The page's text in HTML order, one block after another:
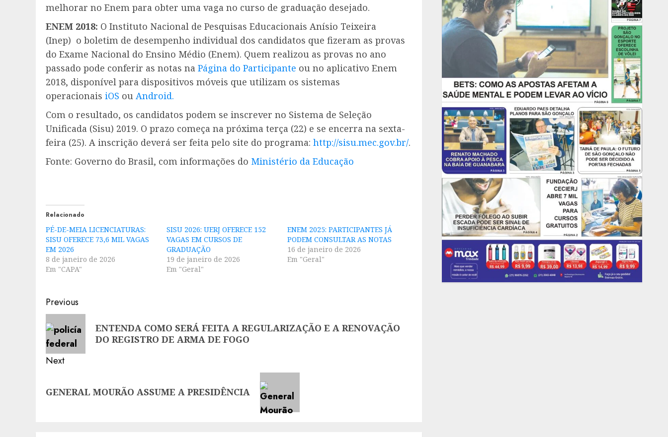
melhorar no Enem para obter uma vaga no curso de graduação desejado.
ENEM 2018: O Instituto Nacional de Pesquisas Educacionais Anísio Teixeira
(Inep) o boletim de desempenho individual dos candidatos que fizeram as provas
do Exame Nacional do Ensino Médio (Enem). Quem realizou as provas no ano
passado pode conferir as notas na Página do Participante ou no aplicativo Enem
2018, disponível para dispositivos móveis que utilizam os sistemas
operacionais iOS ou Android.
Com o resultado, os candidatos podem se inscrever no Sistema de Seleção
Unificada (Sisu) 2019. O prazo começa na próxima terça (22) e se encerra na sexta-
feira (25). A inscrição deverá ser feita pelo site do programa: http://sisu.mec.gov.br/.
Fonte: Governo do Brasil, com informações do Ministério da Educação
Relacionado
PÉ-DE-MEIA LICENCIATURAS:
SISU OFERECE 73,6 MIL VAGAS
EM 2026
8 de janeiro de 2026
Em "CAPA"
SISU 2026: UERJ OFERECE 152
VAGAS EM CURSOS DE
GRADUAÇÃO
19 de janeiro de 2026
Em "Geral"
ENEM 2025: PARTICIPANTES JÁ
PODEM CONSULTAR AS NOTAS
16 de janeiro de 2026
Em "Geral"
Post
navigation
Previous
Previous
post:
ENTENDA COMO SERÁ FEITA A REGULARIZAÇÃO E A RENOVAÇÃO
DO REGISTRO DE ARMA DE FOGO
Next
post:
GENERAL MOURÃO ASSUME A PRESIDÊNCIA